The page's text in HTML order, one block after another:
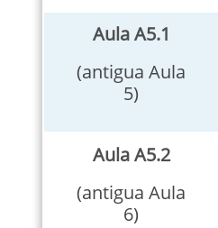
Aula A5.1
(antigua Aula
5)
Aula A5.2
(antigua Aula
6)